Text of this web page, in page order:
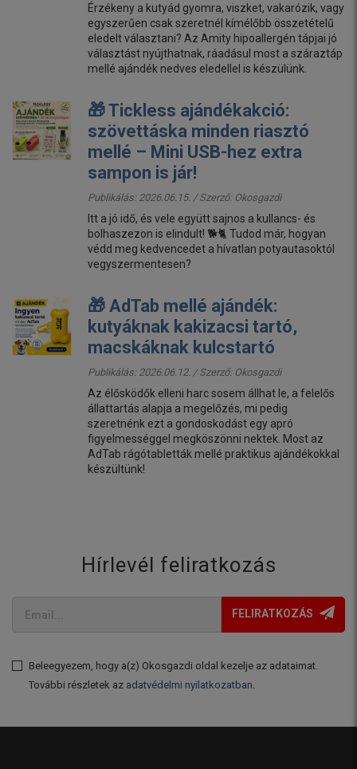
Érzékeny a kutyád gyomra, viszket, vakarózik, vagy
egyszerűen csak szeretnél kímélőbb összetételű
eledelt választani? Az Amity hipoallergén tápjai jó
választást nyújthatnak, ráadásul most a száraztáp
mellé ajándék nedves eledellel is készülünk.
🎁 Tickless ajándékakció:
szövettáska minden riasztó
mellé – Mini USB-hez extra
sampon is jár!
Publikálás: 2026.06.15. / Szerző: Okosgazdi
Itt a jó idő, és vele együtt sajnos a kullancs- és
bolhaszezon is elindult! 🐕🐈 Tudod már, hogyan
védd meg kedvencedet a hívatlan potyautasoktól
vegyszermentesen?
🎁 AdTab mellé ajándék:
kutyáknak kakizacsi tartó,
macskáknak kulcstartó
Publikálás: 2026.06.12. / Szerző: Okosgazdi
Az élősködők elleni harc sosem állhat le, a felelős
állattartás alapja a megelőzés, mi pedig
szeretnénk ezt a gondoskodást egy apró
figyelmességgel megköszönni nektek. Most az
AdTab rágótabletták mellé praktikus ajándékokkal
készültünk!
Hírlevél feliratkozás
FELIRATKOZÁS
Beleegyezem, hogy a(z) Okosgazdi oldal kezelje az adataimat.
További részletek az adatvédelmi nyilatkozatban.